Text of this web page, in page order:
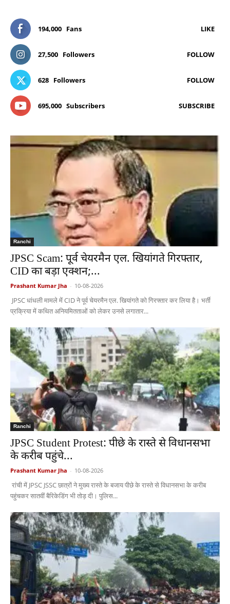
194,000 Fans LIKE
27,500 Followers FOLLOW
628 Followers FOLLOW
695,000 Subscribers SUBSCRIBE
Ranchi
JPSC Scam: पूर्व चेयरमैन एल. खियांगते गिरफ्तार,
CID का बड़ा एक्शन;...
Prashant Kumar Jha - 10-08-2026
JPSC धांधली मामले में CID ने पूर्व चेयरमैन एल. खियांगते को गिरफ्तार कर लिया है। भर्ती
प्रक्रिया में कथित अनियमितताओं को लेकर उनसे लगातार...
Ranchi
JPSC Student Protest: पीछे के रास्ते से विधानसभा
के करीब पहुंचे...
Prashant Kumar Jha - 10-08-2026
रांची में JPSC JSSC छात्रों ने मुख्य रास्ते के बजाय पीछे के रास्ते से विधानसभा के करीब
पहुंचकर सातवीं बैरिकेडिंग भी तोड़ दी। पुलिस...